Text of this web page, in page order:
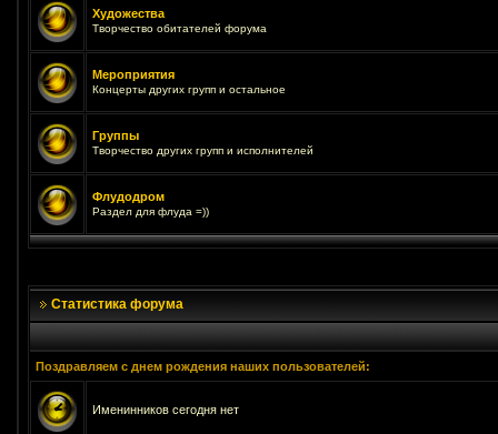
Художества
Творчество обитателей форума
Мероприятия
Концерты других групп и остальное
Группы
Творчество других групп и исполнителей
Флудодром
Раздел для флуда =))
Статистика форума
Поздравляем с днем рождения наших пользователей:
Именинников сегодня нет